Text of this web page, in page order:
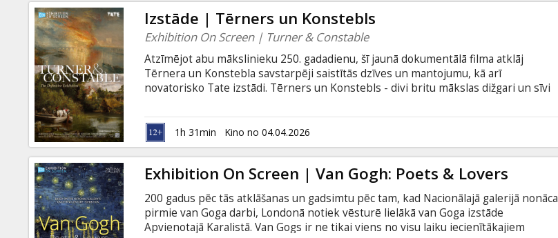
Ziņas
Dāvanu
kartes
Uzkodas
B2B
Kino
Klubs
Izstāde | Tērners un Konstebls
Exhibition On Screen | Turner & Constable
Atzīmējot abu mākslinieku 250. gadadienu, šī jaunā dokumentālā filma atklāj
Tērnera un Konstebla savstarpēji saistītās dzīves un mantojumu, kā arī
novatorisko Tate izstādi. Tērners un Konstebls - divi britu mākslas dižgari un sīvi
Exhibition on Screen piedāvā ekskluzīvu piekļuvi, apvienojot izstādi ar filmu, kas
pēta viņu mākslu un dzīvi. Izmantojot skiču burtnīcas, personiskos priekšmetus
un ekspertu ieskatus, atklājiet Tērnera liesmojošās, sapņainās vīzijas līdzās
Konstebla nostalģiskajām, pastorālajām ainām.
1h 31min Kino no 04.04.2026
Exhibition On Screen | Van Gogh: Poets & Lovers
200 gadus pēc tās atklāšanas un gadsimtu pēc tam, kad Nacionālajā galerijā nonāca
pirmie van Goga darbi, Londonā notiek vēsturē lielākā van Goga izstāde
Apvienotajā Karalistā. Van Gogs ir ne tikai viens no visu laiku iecienītākajiem